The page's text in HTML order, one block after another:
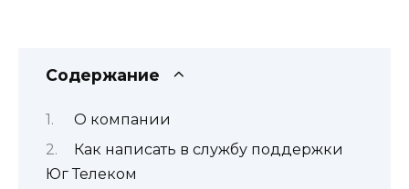
Содержание
О компании
Как написать в службу поддержки
Юг Телеком